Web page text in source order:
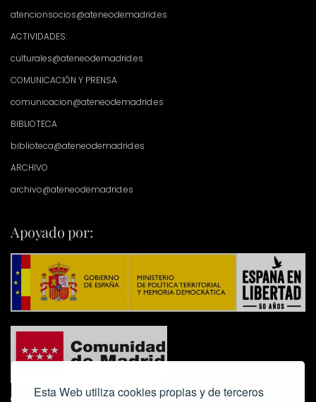
Esta Web utiliza cookies propias y de terceros
atencionsocios@ateneodemadrid.es
ACTIVIDADES:
culturales@ateneodemadrid.es
COMUNICACIÓN Y PRENSA
comunicacion@ateneodemadrid.es
BIBLIOTECA
biblioteca@ateneodemadrid.es
ARCHIVO
archivo@ateneodemadrid.es
Apoyado por: